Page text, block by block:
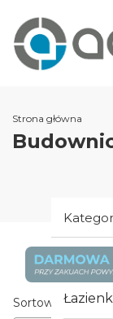
Strona główna
Lista
Sortowanie: